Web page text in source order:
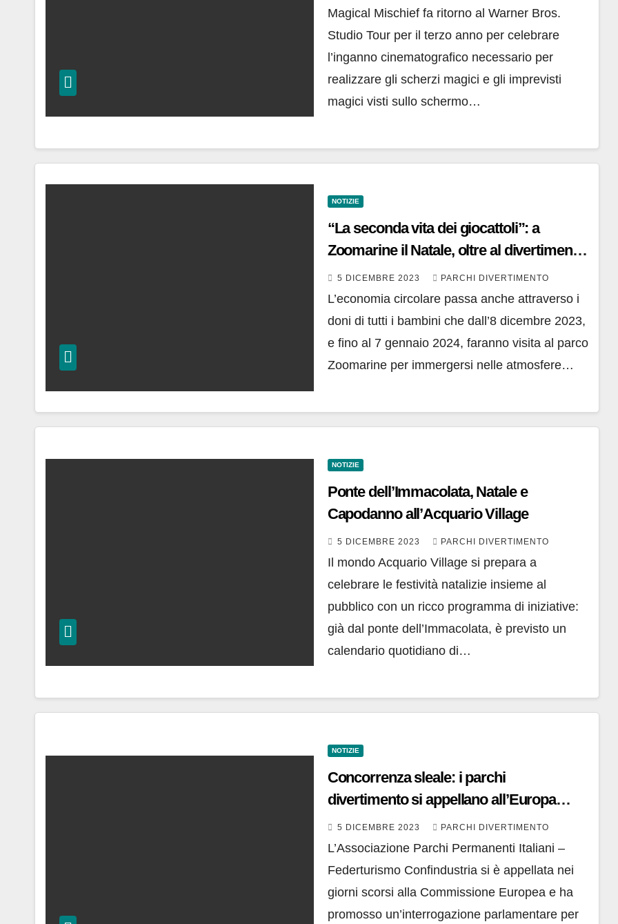
Magical Mischief fa ritorno al Warner Bros.
Studio Tour per il terzo anno per celebrare
l’inganno cinematografico necessario per
realizzare gli scherzi magici e gli imprevisti
magici visti sullo schermo…
NOTIZIE
“La seconda vita dei giocattoli”: a
Zoomarine il Natale, oltre al divertimento,
diventa solidale e sostenibile
5 DICEMBRE 2023 PARCHI DIVERTIMENTO
L’economia circolare passa anche attraverso i
doni di tutti i bambini che dall’8 dicembre 2023,
e fino al 7 gennaio 2024, faranno visita al parco
Zoomarine per immergersi nelle atmosfere…
NOTIZIE
Ponte dell’Immacolata, Natale e
Capodanno all’Acquario Village
5 DICEMBRE 2023 PARCHI DIVERTIMENTO
Il mondo Acquario Village si prepara a
celebrare le festività natalizie insieme al
pubblico con un ricco programma di iniziative:
già dal ponte dell’Immacolata, è previsto un
calendario quotidiano di…
NOTIZIE
Concorrenza sleale: i parchi
divertimento si appellano all’Europa
contro la normativa italiana
5 DICEMBRE 2023 PARCHI DIVERTIMENTO
L’Associazione Parchi Permanenti Italiani –
Federturismo Confindustria si è appellata nei
giorni scorsi alla Commissione Europea e ha
promosso un’interrogazione parlamentare per